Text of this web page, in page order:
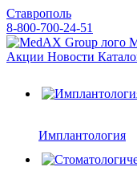
Ставрополь
8-800-700-24-51
Акции Новости
Имплантология